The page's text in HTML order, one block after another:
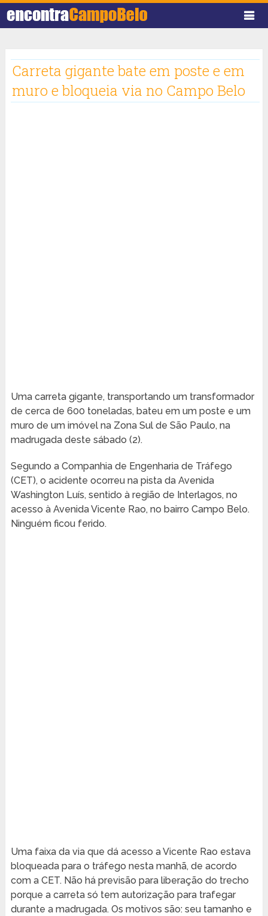
Carreta gigante bate em poste e em
muro e bloqueia via no Campo Belo
Uma carreta gigante, transportando um transformador
de cerca de 600 toneladas, bateu em um poste e um
muro de um imóvel na Zona Sul de São Paulo, na
madrugada deste sábado (2).
Segundo a Companhia de Engenharia de Tráfego
(CET), o acidente ocorreu na pista da Avenida
Washington Luís, sentido à região de Interlagos, no
acesso à Avenida Vicente Rao, no bairro Campo Belo.
Ninguém ficou ferido.
Uma faixa da via que dá acesso a Vicente Rao estava
bloqueada para o tráfego nesta manhã, de acordo
com a CET. Não há previsão para liberação do trecho
porque a carreta só tem autorização para trafegar
durante a madrugada. Os motivos são: seu tamanho e